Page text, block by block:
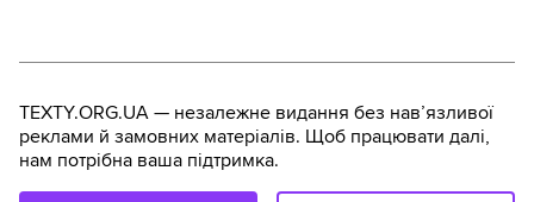
TEXTY.ORG.UA — незалежне видання без навʼязливої
реклами й замовних матеріалів. Щоб працювати далі,
нам потрібна ваша підтримка.